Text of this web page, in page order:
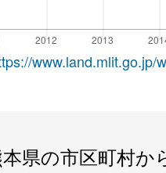
www.land.mlit.go.jp/
県の市区町村か